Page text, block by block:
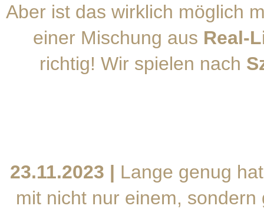
Aber ist das wirklich möglich
einer Mischung aus Real-
richtig! Wir spielen nach
23.11.2023 | Lange genug
mit nicht nur einem,